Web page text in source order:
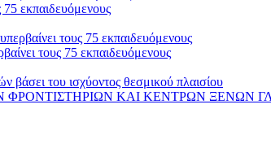
75 εκπαιδευόμενους
τους 75 εκπαιδευόμενους
τους 75 εκπαιδευόμενους
του ισχύοντος θεσμικού πλαισίου
ΚΑΙ ΚΕΝΤΡΩΝ ΞΕΝΩΝ